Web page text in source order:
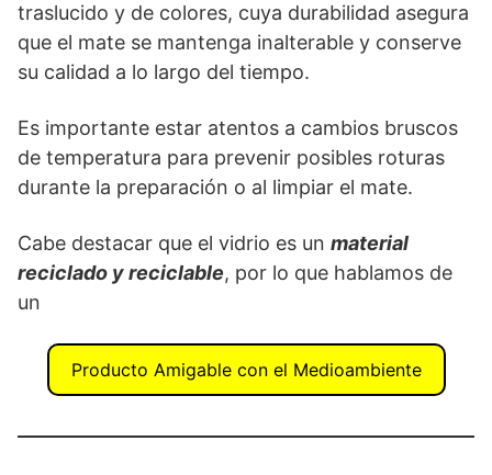
traslucido y de colores, cuya durabilidad asegura
que el mate se mantenga inalterable y conserve
su calidad a lo largo del tiempo.
Es importante estar atentos a cambios bruscos
de temperatura para prevenir posibles roturas
durante la preparación o al limpiar el mate.
Cabe destacar que el vidrio es un material
reciclado y reciclable, por lo que hablamos de
un
Producto Amigable con el Medioambiente